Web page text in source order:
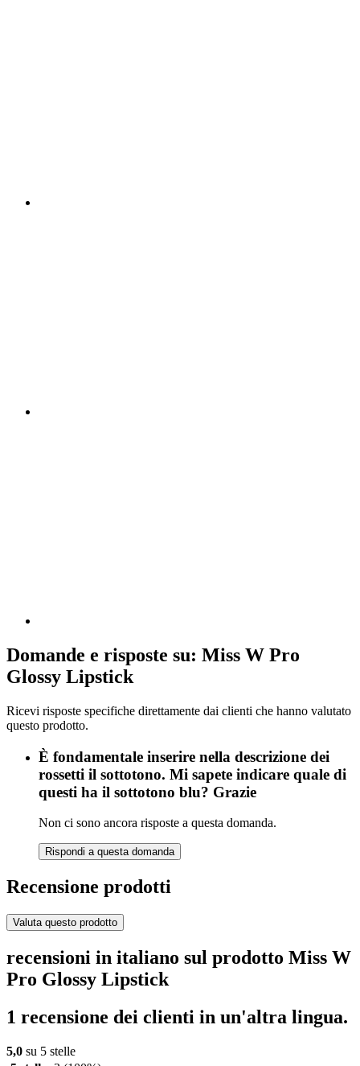
Domande e risposte su: Miss W Pro
Glossy Lipstick
Ricevi risposte specifiche direttamente dai clienti che hanno valutato
questo prodotto.
È fondamentale inserire nella descrizione dei
rossetti il sottotono. Mi sapete indicare quale di
questi ha il sottotono blu? Grazie
Non ci sono ancora risposte a questa domanda.
Rispondi a questa domanda
Recensione prodotti
Valuta questo prodotto
recensioni in italiano sul prodotto Miss W
Pro Glossy Lipstick
1 recensione dei clienti in un'altra lingua.
5,0 su 5 stelle